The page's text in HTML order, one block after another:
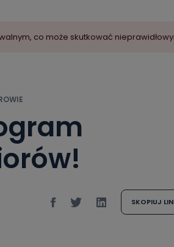
co może skutkować
SKOPIUJ